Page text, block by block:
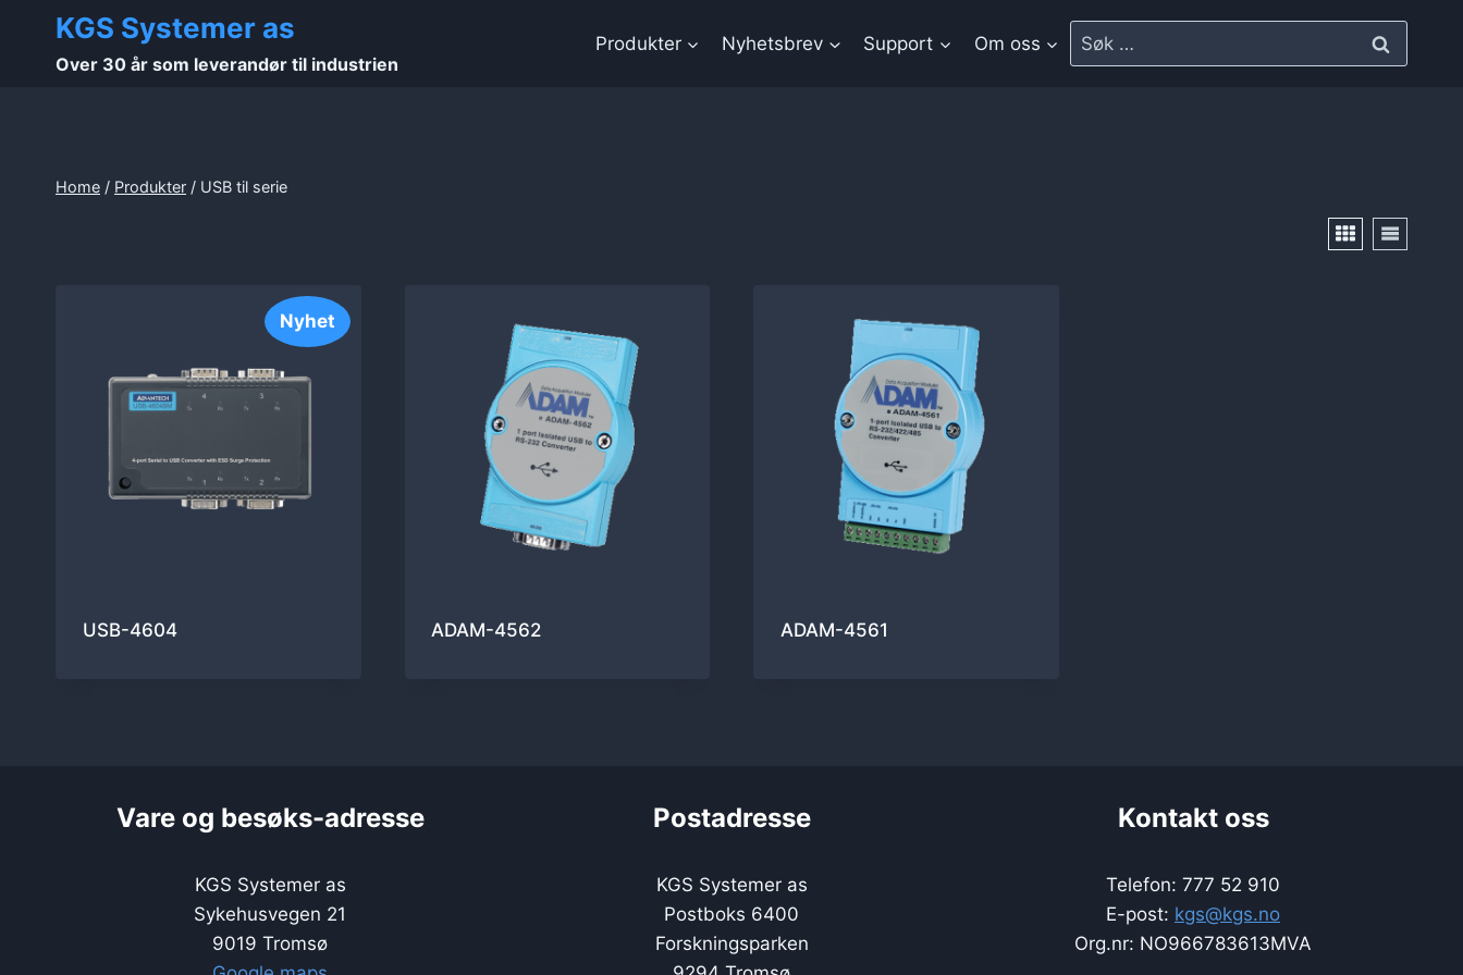
content
KGS Systemer as
Over 30 år som leverandør til industrien
Produkter Nyhetsbrev Support Om oss
Home / Produkter / USB til serie
Nyhet
USB-4604 ADAM-4562 ADAM-4561
Vare og besøks-adresse
KGS Systemer as
Sykehusvegen 21
9019 Tromsø
Postadresse
KGS Systemer as
Postboks 6400
Forskningsparken
Kontakt oss
Telefon: 777 52 910
E-post: kgs@kgs.no
Org.nr: NO966783613MVA